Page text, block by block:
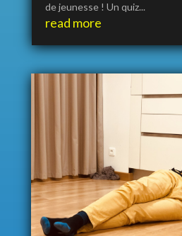
de jeunesse ! Un quiz...
read more